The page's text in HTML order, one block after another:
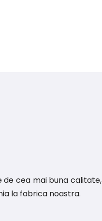
de cea mai buna calitate,
la fabrica noastra.